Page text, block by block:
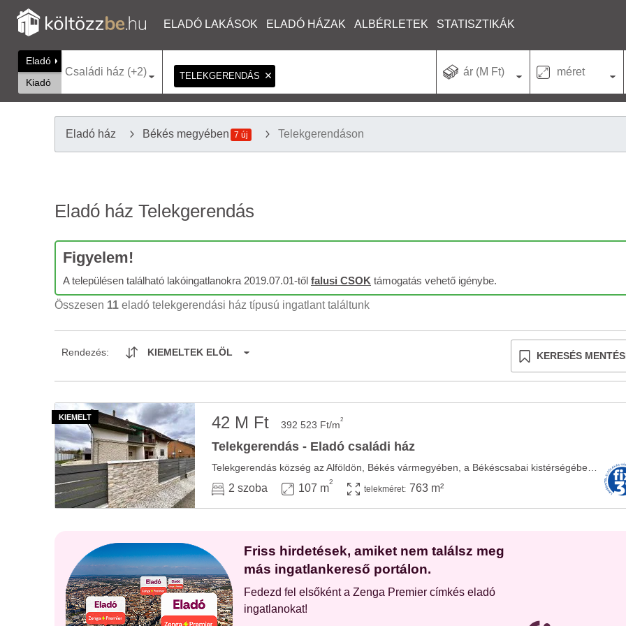
ELADÓ LAKÁSOK ELADÓ HÁZAK ALBÉRLETEK STATISZTIKÁK
Eladó
Kiadó
Családi ház (+2) TELEKGERENDÁS ár (M Ft) méret
Eladó ház Békés megyében 7 új Telekgerendáson
Eladó ház Telekgerendás
Figyelem!
A településen található lakóingatlanokra 2019.07.01-től falusi CSOK támogatás vehető igénybe.
Összesen 11 eladó telekgerendási ház típusú ingatlant találtunk
Rendezés: KIEMELTEK ELÖL KERESÉS
42 M Ft 392 523 Ft/m2
Telekgerendás - Eladó családi ház
2 szoba 107 m
2
telekméret: 763 m²
Friss hirdetések, amiket nem találsz meg
más ingatlankereső portálon.
Fedezd fel elsőként a Zenga Premier címkés eladó
ingatlanokat!